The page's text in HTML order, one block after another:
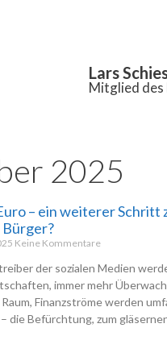
Lars
Mitglied des
2025
– ein weiterer Schritt
Keine Kommentare
der sozialen Medien
immer mehr
Finanzströme werden
die Befürchtung, zum